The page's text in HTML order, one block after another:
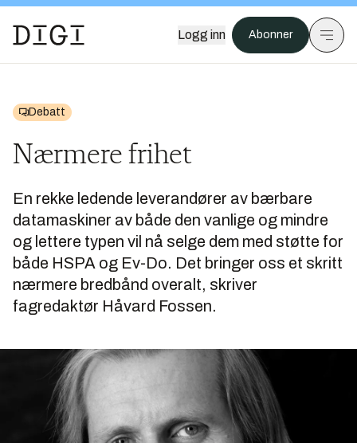
Logg inn Abonner
Debatt
Nærmere frihet
En rekke ledende leverandører av bærbare
datamaskiner av både den vanlige og mindre
og lettere typen vil nå selge dem med støtte for
både HSPA og Ev-Do. Det bringer oss et skritt
nærmere bredbånd overalt, skriver
fagredaktør Håvard Fossen.